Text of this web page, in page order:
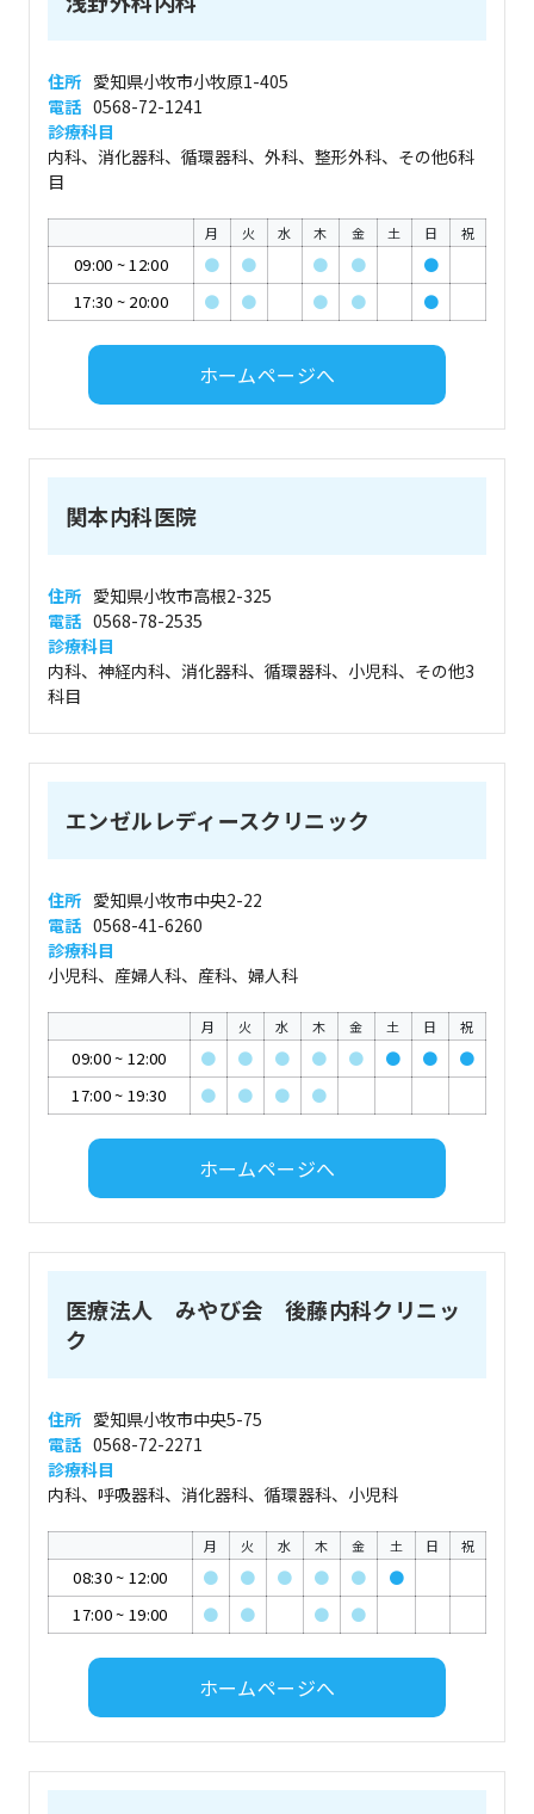
住所 愛知県小牧市小牧原1-405
電話 0568-72-1241
診療科目
内科、消化器科、循環器科、外科、整形外科、その他6科
目
月 火 水 木 金 土 日 祝
09:00 ~12:00 ● ● ● ●
●
17:30 ~ 20:00 ● ● ● ● ●
ホームページへ
関本内科医院
住所 愛知県小牧市高根2-325
電話 0568-78-2535
診療科目
内科、神経内科、消化器科、循環器科、小児科、その他3
科目
エンゼルレディースクリニック
住所 愛知県小牧市中央2-22
電話 0568-41-6260
診療科目
小児科、産婦人科、産科、婦人科
月 火 水 木 金 土 日 祝
09:00~ 12:00 ● ● ● ● ● ● ●
●
17:00~ 19:30 ● ● ● ●
ホームページへ
医療法人 みやび会 後藤内科クリニッ
ク
住所 愛知県小牧市中央5-75
電話 0568-72-2271
診療科目
内科、呼吸器科、消化器科、循環器科、小児科
月 火 水 木 金 土 日 祝
08:30~ 12:00 ● ● ● ● ●
●
17:00~ 19:00 ● ● ● ●
ホームページへ